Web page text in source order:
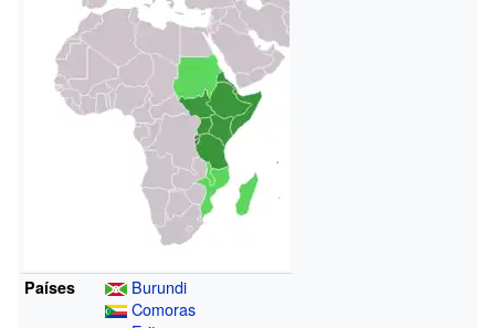
Países
Burundi
Comoras